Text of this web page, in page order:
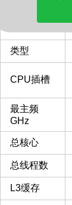
类型
CPU插槽
最主频
GHz
总核心
总线程数
L3缓存